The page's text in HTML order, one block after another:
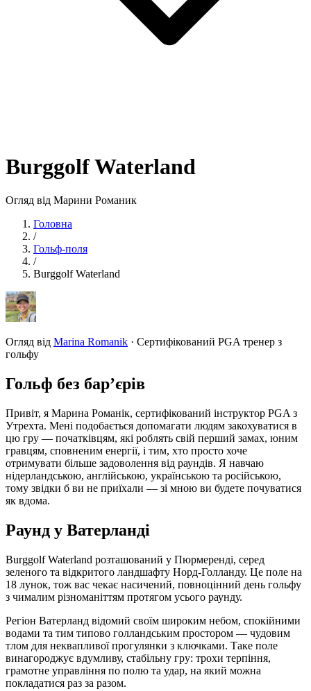
Burggolf Waterland
Огляд від Марини Романик
Головна
/
Гольф-поля
/
Burggolf Waterland
Огляд від Marina Romanik · Сертифікований PGA тренер з
гольфу
Гольф без бар’єрів
Привіт, я Марина Романік, сертифікований інструктор PGA з
Утрехта. Мені подобається допомагати людям закохуватися в
цю гру — початківцям, які роблять свій перший замах, юним
гравцям, сповненим енергії, і тим, хто просто хоче
отримувати більше задоволення від раундів. Я навчаю
нідерландською, англійською, українською та російською,
тому звідки б ви не приїхали — зі мною ви будете почуватися
як вдома.
Раунд у Ватерланді
Burggolf Waterland розташований у Пюрмеренді, серед
зеленого та відкритого ландшафту Норд-Голланду. Це поле на
18 лунок, тож вас чекає насичений, повноцінний день гольфу
з чималим різноманіттям протягом усього раунду.
Регіон Ватерланд відомий своїм широким небом, спокійними
водами та тим типово голландським простором — чудовим
тлом для неквапливої прогулянки з ключками. Таке поле
винагороджує вдумливу, стабільну гру: трохи терпіння,
грамотне управління по полю та удар, на який можна
покладатися раз за разом.